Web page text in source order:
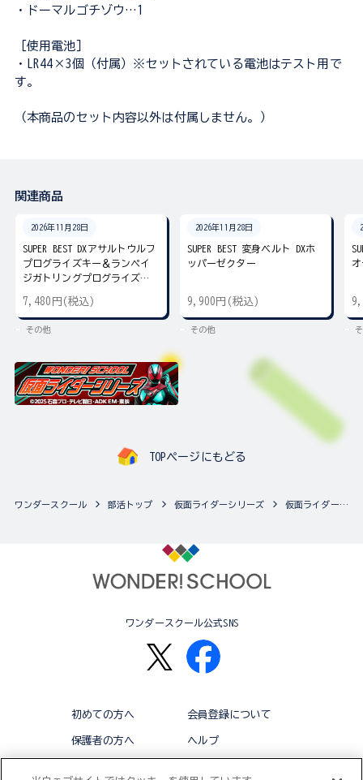
・ドーマルゴチゾウ…1
［使用電池］
・LR44×3個（付属）※セットされている電池はテスト用で
す。
（本商品のセット内容以外は付属しません。）
関連商品
2026年11月28日
SUPER BEST DXアサルトウルフ
プログライズキー＆ランペイ
ジガトリングプログライズキ
7,480円(税込)
その他
2026年11月28日
SUPER BEST 変身ベルト DXホ
ッパーゼクター
9,900円(税込)
その他
TOPページにもどる
ワンダースクール 部活トップ 仮面ライダーシリーズ 仮面ライダーシリーズの最新商品一覧
ワンダースクール公式SNS
初めての方へ 会員登録について
保護者の方へ ヘルプ